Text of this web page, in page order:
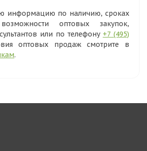
информацию по наличию, сроках
оптовых закупок,
или по телефону +7 (495)
оптовых продаж смотрите в
.